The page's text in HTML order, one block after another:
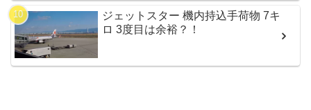
ジェットスター 機内持込手荷物 7キ
ロ 3度目は余裕？！